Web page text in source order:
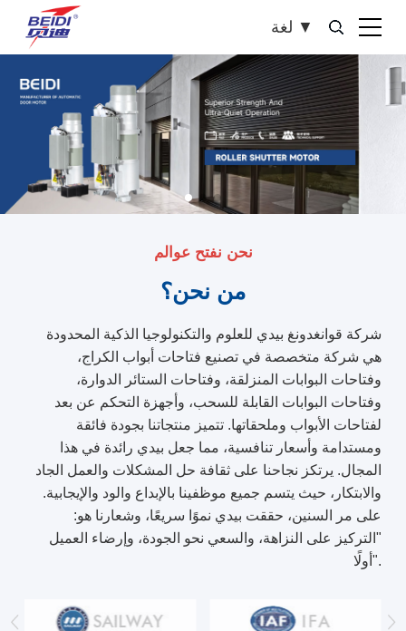
لغة ▼
نحن نفتح عوالم
من نحن؟
شركة قوانغدونغ بيدي للعلوم والتكنولوجيا الذكية المحدودة
هي شركة متخصصة في تصنيع فتاحات أبواب الكراج،
وفتاحات البوابات المنزلقة، وفتاحات الستائر الدوارة،
وفتاحات البوابات القابلة للسحب، وأجهزة التحكم عن بعد
لفتاحات الأبواب وملحقاتها. تتميز منتجاتنا بجودة فائقة
ومستدامة وأسعار تنافسية، مما جعل بيدي رائدة في هذا
المجال. يرتكز نجاحنا على ثقافة حل المشكلات والعمل الجاد
والابتكار، حيث يتسم جميع موظفينا بالإبداع والود والإيجابية.
على مر السنين، حققت بيدي نموًا سريعًا، وشعارنا هو:
"التركيز على النزاهة، والسعي نحو الجودة، وإرضاء العميل
أولًا".